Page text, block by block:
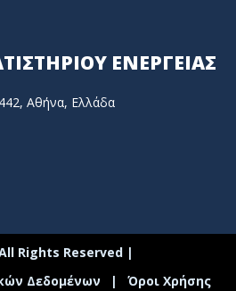
ΕΝΕΡΓΕΙΑΣ
Αθήνα, Ελλάδα
Rights Reserved |
Δεδομένων
| Όροι Χρήσης